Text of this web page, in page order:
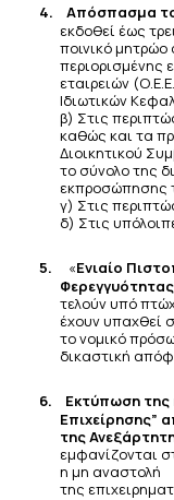
4. Απόσπασμα
εκδοθεί έως
ποινικό
περιορισμένης
εταιρειών
Ιδιωτικών
β) Στις
καθώς και τα
Διοικητικού
το σύνολοτης
εκπροσώπησης
γ) Στις
δ) Στις
5. «Ενιαίο
Φερεγγυότητας
τελούν υπό
έχουν υπαχθεί
το νομικό
δικαστική
6.
Εκτύπωση της
Επιχείρησης”
της
εμφανίζονται
η μη αναστολή
της